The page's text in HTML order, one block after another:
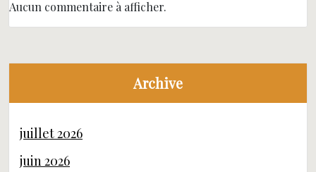
Aucun commentaire à afficher.
Archive
juillet 2026
juin 2026